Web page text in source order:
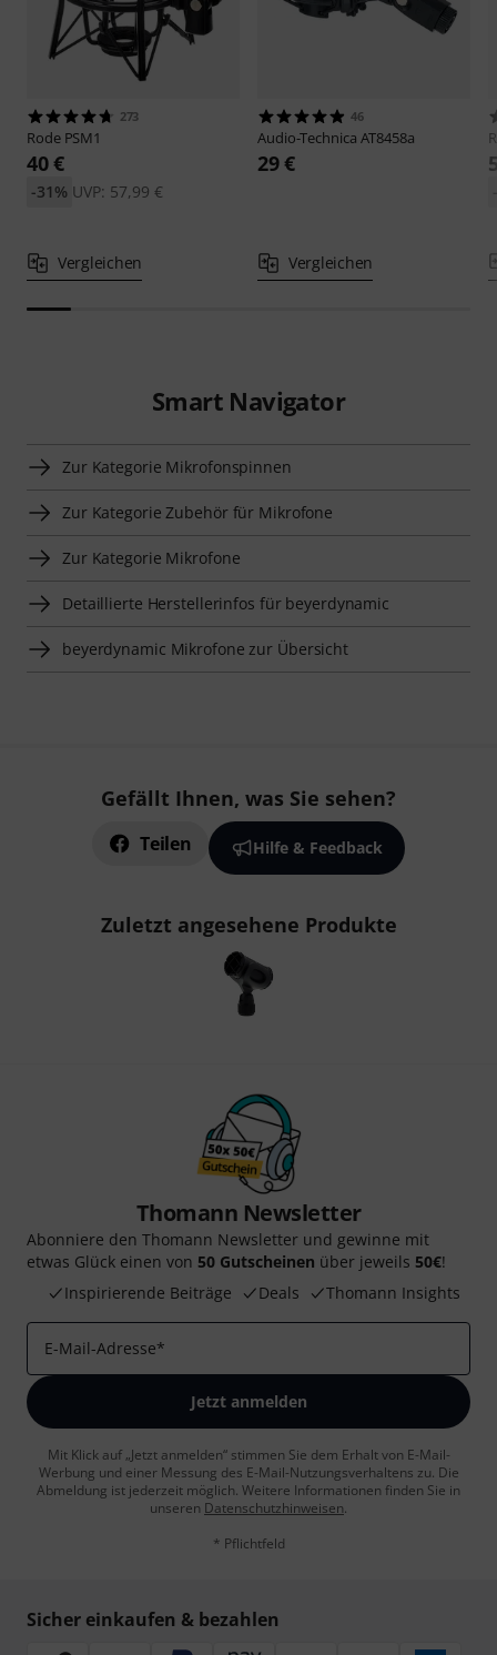
273
Rode PSM1
40 €
UVP: 57,99 €
-31%
Vergleichen
46
Audio-Technica AT8458a
29 €
Vergleichen
Smart Navigator
Zur Kategorie Mikrofonspinnen
Zur Kategorie Zubehör für Mikrofone
Zur Kategorie Mikrofone
Detaillierte Herstellerinfos für beyerdynamic
beyerdynamic Mikrofone zur Übersicht
Gefällt Ihnen, was Sie sehen?
Teilen Hilfe & Feedback
Zuletzt angesehene Produkte
Thomann Newsletter
Abonniere den Thomann Newsletter und gewinne mit
etwas Glück einen von 50 Gutscheinen über jeweils 50€!
Inspirierende Beiträge
Deals Thomann Insights
E-Mail-Adresse*
Jetzt anmelden
Mit Klick auf „Jetzt anmelden“ stimmen Sie dem Erhalt von E-Mail-
Werbung und einer Messung des E-Mail-Nutzungsverhaltens zu. Die
Abmeldung ist jederzeit möglich. Weitere Informationen finden Sie in
unseren Datenschutzhinweisen.
* Pflichtfeld
Sicher einkaufen & bezahlen